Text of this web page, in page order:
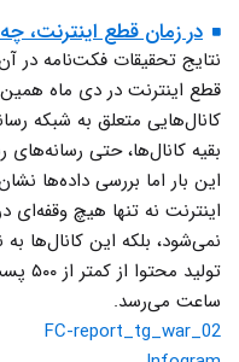
در زمان قطع اینترنت،
نتایج تحقیقات فکت‌نامه در
قطع اینترنت در دی ماه
کانال‌هایی متعلق به شبکه
بقیه کانال‌ها، حتی
این بار اما بررسی داده‌ها
اینترنت نه تنها هیچ وقفه‌ای
نمی‌شود، بلکه این کانال‌ها
ساعت می‌رسد.
FC-report_tg_war_02